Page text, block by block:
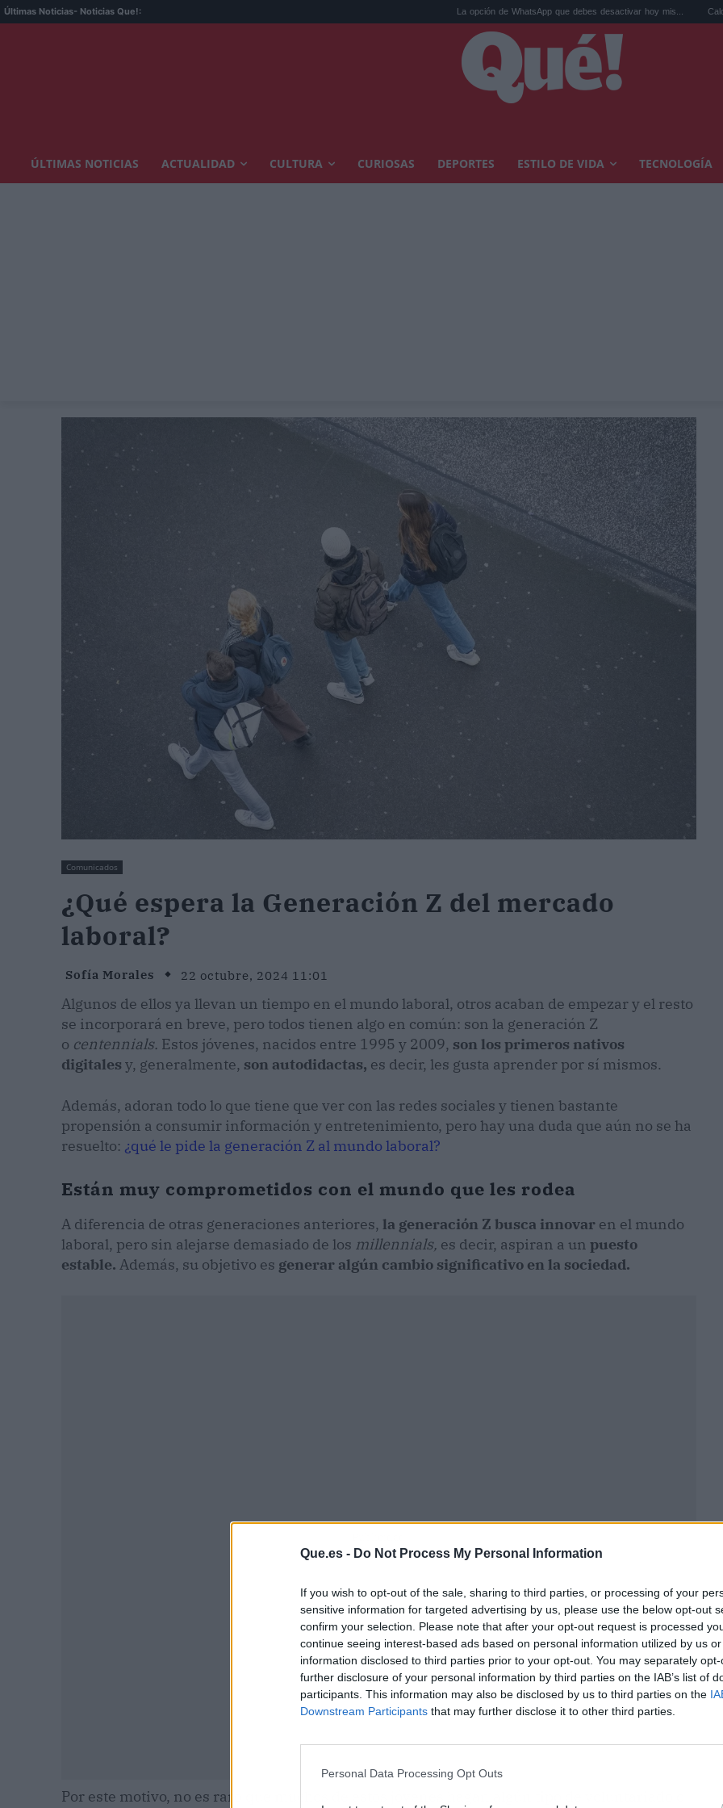
Que.es - Do Not Process My Personal Information
If you wish to opt-out of the sale, sharing to third parties, or processing of your
sensitive information for targeted advertising by us, please use the below opt-out
confirm your selection. Please note that after your opt-out request is processed
continue seeing interest-based ads based on personal information utilized by us
information disclosed to third parties prior to your opt-out. You may separately
further disclosure of your personal information by third parties on the IAB’s list of
participants. This information may also be disclosed by us to third parties on the
Downstream Participants that may further disclose it to other third parties.
Personal Data Processing Opt Outs
Últimas Noticias- Noticias Que!: La opción de WhatsApp que debes desactivar hoy mis... Calor extremo y
ÚLTIMAS NOTICIAS ACTUALIDAD CULTURA CURIOSAS DEPORTES ESTILO DE VIDA TECNOLOGÍA
Comunicados
¿Qué espera la Generación Z del mercado
laboral?
Sofía Morales 22 octubre, 2024 11:01
Algunos de ellos ya llevan un tiempo en el mundo laboral, otros acaban de empezar y el resto
se incorporará en breve, pero todos tienen algo en común: son la generación Z
o centennials. Estos jóvenes, nacidos entre 1995 y 2009, son los primeros nativos
digitales y, generalmente, son autodidactas, es decir, les gusta aprender por sí mismos.
Además, adoran todo lo que tiene que ver con las redes sociales y tienen bastante
propensión a consumir información y entretenimiento, pero hay una duda que aún no se ha
resuelto: ¿qué le pide la generación Z al mundo laboral?
Están muy comprometidos con el mundo que les rodea
A diferencia de otras generaciones anteriores, la generación Z busca innovar en el mundo
laboral, pero sin alejarse demasiado de los millennials, es decir, aspiran a un puesto
estable. Además, su objetivo es generar algún cambio significativo en la sociedad.
Por este motivo, no es raro que muchos de estos jóvenes hagan algún tipo de voluntariado o